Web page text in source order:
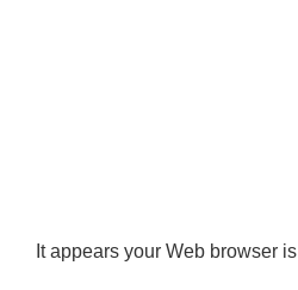
It appears your Web browser